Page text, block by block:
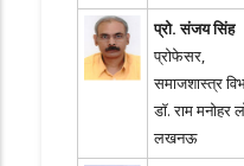
प्रो. संजय सिंह
प्रोफेसर,
समाजशास्त्र
डॉ. राम मनोहर
लखनऊ